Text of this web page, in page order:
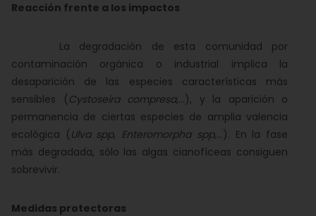
Reacción frente a los impactos
La degradación de esta comunidad por
contaminación orgánica o industrial implica la
desaparición de las especies características más
sensibles ( Cystoseira compresa,...), y la aparición o
permanencia de ciertas especies de amplia valencia
ecológica ( Ulva spp, Enteromorpha spp,...). En la fase
más degradada, sólo las algas cianofíceas consiguen
sobrevivir.
Medidas protectoras